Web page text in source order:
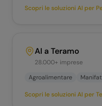
Scopri le soluzioni AI per
AI aTeramo
28.000+ imprese
Agroalimentare
Scopri le soluzioni AI per